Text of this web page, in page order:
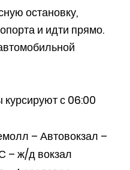
остановку,
и идти прямо.
с 06:00
– Автовокзал –
– ж/д вокзал